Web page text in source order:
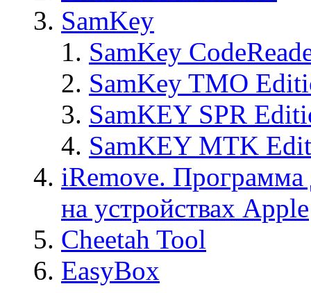
SamKey
SamKey
SamKey TMO
SamKEY SPR
SamKEY MTK
iRemove. Программа
на устройствах Apple
Cheetah Tool
EasyBox